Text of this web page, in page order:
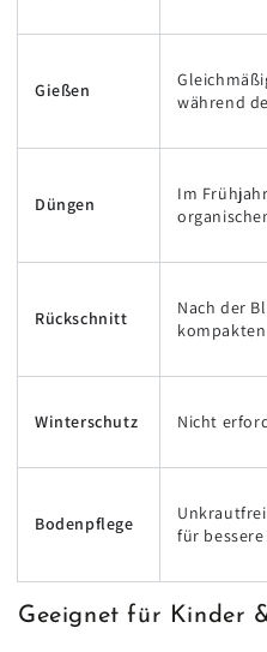
Gießen
während
Düngen
Im
Rückschnitt
Nach der
Winterschutz Nicht
Bodenpflege
für
Geeignet für Kinder